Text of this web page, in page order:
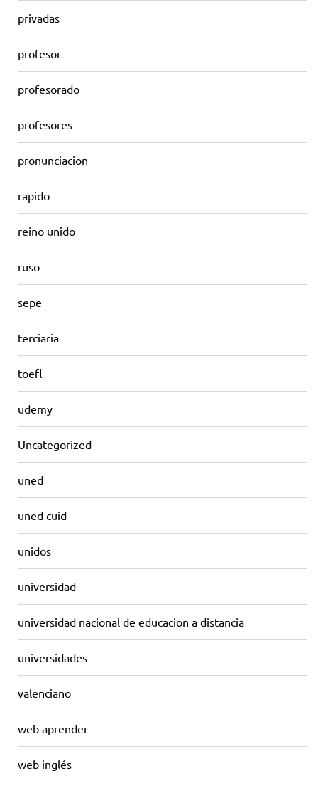
privadas
profesor
profesorado
profesores
pronunciacion
rapido
reino unido
ruso
sepe
terciaria
toefl
udemy
Uncategorized
uned
uned cuid
unidos
universidad
universidad nacional de educacion a distancia
universidades
valenciano
web aprender
web inglés